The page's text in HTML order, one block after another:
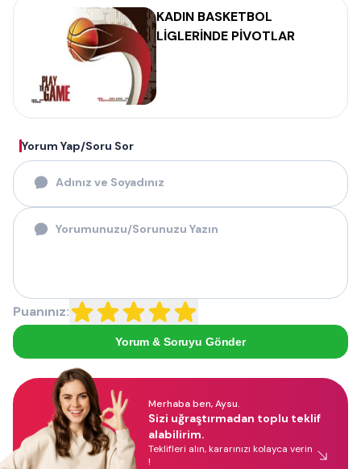
KADIN BASKETBOL
LİGLERİNDE PİVOTLAR
Yorum Yap/Soru Sor
Puanınız:
Yorum & Soruyu Gönder
Merhaba ben, Aysu.
Sizi uğraştırmadan toplu teklif
alabilirim.
Teklifleri alın, kararınızı kolayca verin
!